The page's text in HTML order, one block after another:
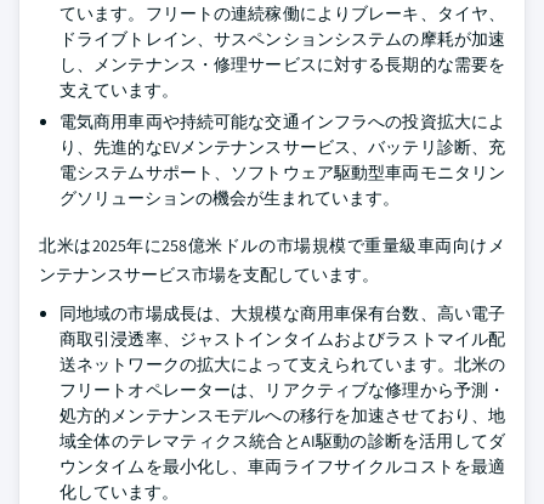
ています。フリートの連続稼働によりブレーキ、タイヤ、
ドライブトレイン、サスペンションシステムの摩耗が加速
し、メンテナンス・修理サービスに対する長期的な需要を
支えています。
電気商用車両や持続可能な交通インフラへの投資拡大によ
り、先進的なEVメンテナンスサービス、バッテリ診断、充
電システムサポート、ソフトウェア駆動型車両モニタリン
グソリューションの機会が生まれています。
北米は2025年に258億米ドルの市場規模で重量級車両向けメ
ンテナンスサービス市場を支配しています。
同地域の市場成長は、大規模な商用車保有台数、高い電子
商取引浸透率、ジャストインタイムおよびラストマイル配
送ネットワークの拡大によって支えられています。北米の
フリートオペレーターは、リアクティブな修理から予測・
処方的メンテナンスモデルへの移行を加速させており、地
域全体のテレマティクス統合とAI駆動の診断を活用してダ
ウンタイムを最小化し、車両ライフサイクルコストを最適
化しています。